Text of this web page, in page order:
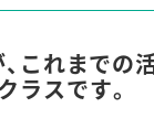
れまでの
ラスです。